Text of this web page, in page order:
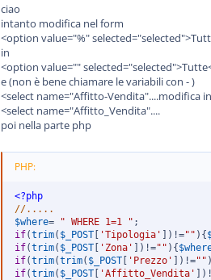
ciao
intanto modifica nel form
<option value="%"
in
<option value=""
e (non è bene chiamare le variabili con - )
<select name="Affitto-Vendita"....modifica in
<select name="Affitto_Vendita"....
poi nella parte php
PHP:
<?php
//.....
$where= " WHERE 1=1 " ;
if(trim( $_POST 'Tipologia' ) !="" ) {
if(trim( $_POST 'Zona' ) !="" ) {
if(trim(trim( $_POST 'Prezzo' ) !="" )
if(trim( $_POST 'Affitto_Vendita' )